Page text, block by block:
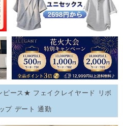
ピース★ フェイクレイヤード リボ
プ デート 通勤